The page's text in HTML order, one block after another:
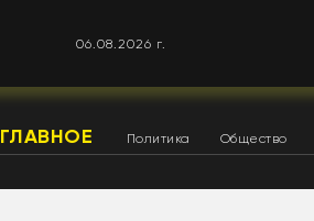
06.08.2026 г.
ГЛАВНОЕ Политика Общество